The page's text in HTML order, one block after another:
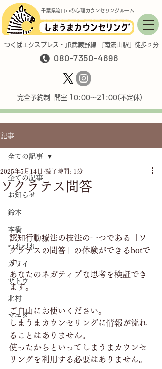
完全予約制 開室 10:00〜21:00(不定休)
080-7350-4696
千葉県流山市の心理カウンセリングルーム
つくばエクスプレス・JR武蔵野線 『南流山駅』徒歩２分
記事
全ての記事
お知らせ
鈴木
本橋
つれづれ
カワイ
サトウ
北村
マエダ
全ての記事
ソクラテス問答
2025年5月14日 読了時間: 1分
認知行動療法の技法の一つである「ソ
クラテスの問答」の体験ができるbotで
す。
あなたのネガティブな思考を検証でき
ます。
ご自由にお使いください。
しまうまカウンセリングに情報が流れ
ることはありません。
使ったからといってしまうまカウンセ
リングを利用する必要はありません。